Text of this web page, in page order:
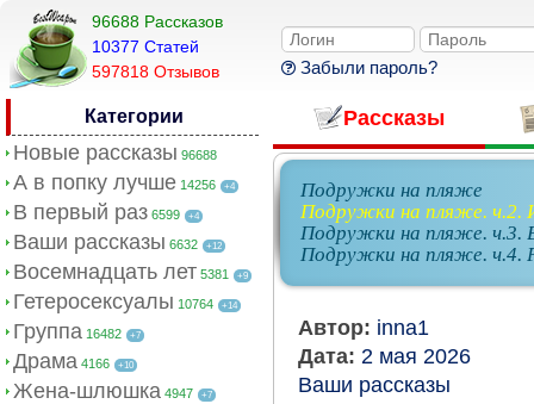
96688 Рассказов
10377 Cтатей
597818 Отзывов
Забыли пароль?
Категории
Новые рассказы 96688
А в попку лучше 14256 +4
В первый раз 6599 +4
Ваши рассказы 6632 +12
Восемнадцать лет 5381 +9
Гетеросексуалы 10764 +14
Группа 16482 +7
Драма 4166 +10
Жена-шлюшка 4947 +7
Рассказы
Подружки на пляже
Подружки на пляже. ч.2.
Подружки на пляже. ч.3.
Подружки на пляже. ч.4.
Автор: inna1
Дата: 2 мая 2026
Ваши рассказы